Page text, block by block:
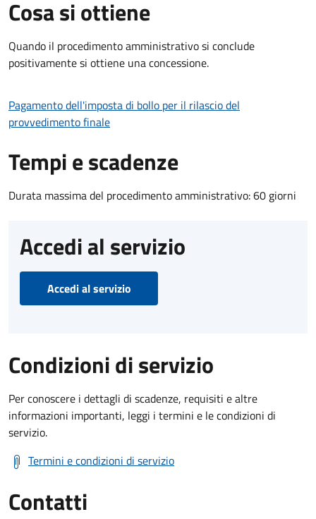
Cosa si ottiene
Quando il procedimento amministrativo si conclude
positivamente si ottiene una concessione.
Pagamento dell'imposta di bollo per il rilascio del
provvedimento finale
Tempi e scadenze
Durata massima del procedimento amministrativo: 60 giorni
Accedi al servizio
Accedi al servizio
Condizioni di servizio
Per conoscere i dettagli di scadenze, requisiti e altre
informazioni importanti, leggi i termini e le condizioni di
servizio.
Termini e condizioni di servizio
Contatti